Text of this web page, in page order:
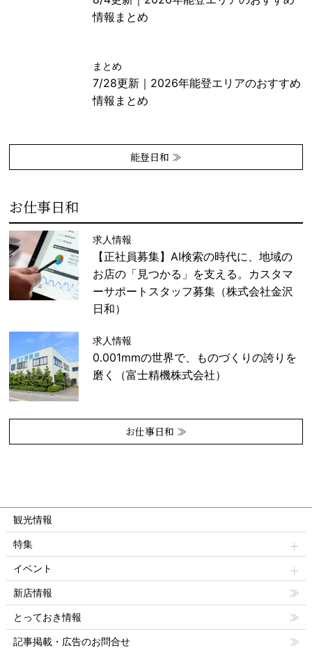
情報まとめ
まとめ
7/28更新｜2026年能登エリアのおすすめ
情報まとめ
能登日和 ≫
お仕事日和
求人情報
【正社員募集】AI検索の時代に、地域の
お店の「見つかる」を支える。カスタマ
ーサポートスタッフ募集（株式会社金沢
日和）
求人情報
0.001mmの世界で、ものづくりの誇りを
磨く（富士精機株式会社）
お仕事日和 ≫
観光情報
特集
イベント
新店情報
とっておき情報
記事掲載・広告のお問合せ